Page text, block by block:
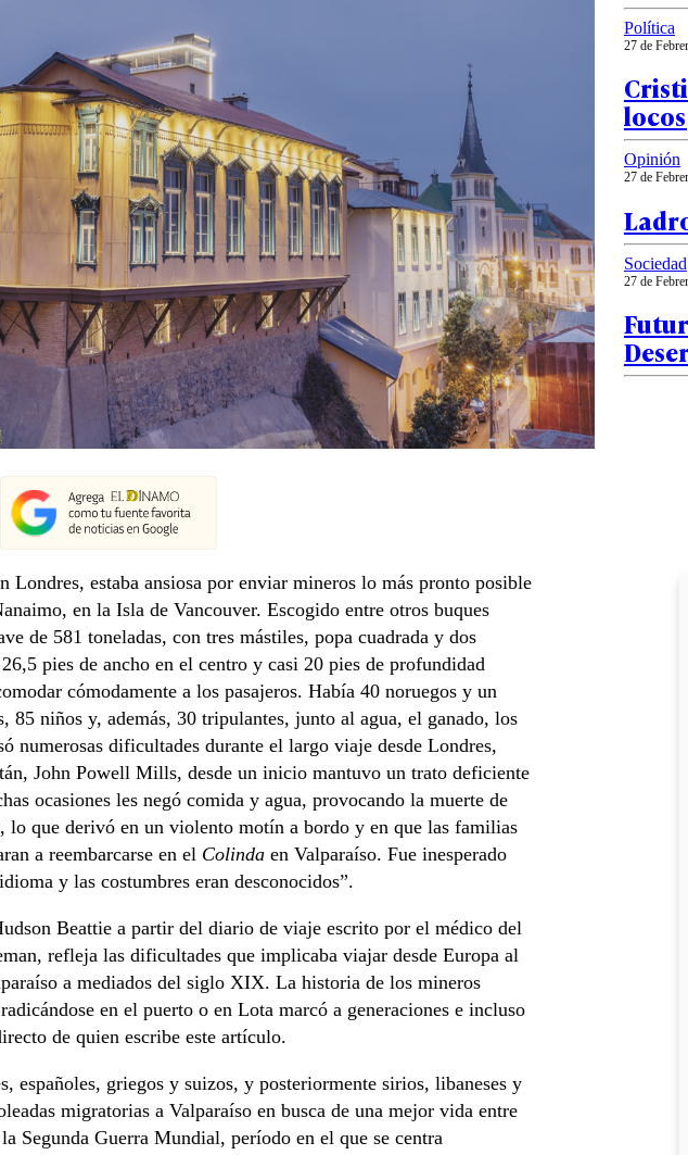
Londres, estaba ansiosa por enviar mineros lo más pronto posible
en la Isla de Vancouver. Escogido entre otros buques
de 581 toneladas, con tres mástiles, popa cuadrada y dos
pies de ancho en el centro y casi 20 pies de profundidad
cómodamente a los pasajeros. Había 40 noruegos y un
85 niños y, además, 30 tripulantes, junto al agua, el ganado, los
numerosas dificultades durante el largo viaje desde Londres,
John Powell Mills, desde un inicio mantuvo un trato deficiente
ocasiones les negó comida y agua, provocando la muerte de
lo que derivó en un violento motín a bordo y en que las familias
a reembarcarse en el Colinda en Valparaíso. Fue inesperado
y las costumbres eran desconocidos”.
Beattie a partir del diario de viaje escrito por el médico del
refleja las dificultades que implicaba viajar desde Europa al
a mediados del siglo XIX. La historia de los mineros
en el puerto o en Lota marcó a generaciones e incluso
de quien escribe este artículo.
españoles, griegos y suizos, y posteriormente sirios, libaneses y
migratorias a Valparaíso en busca de una mejor vida entre
Segunda Guerra Mundial, período en el que se centra
Política
27 de
Opinión
27 de
Sociedad
27 de